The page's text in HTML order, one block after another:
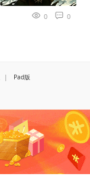
0 0
| Pad版